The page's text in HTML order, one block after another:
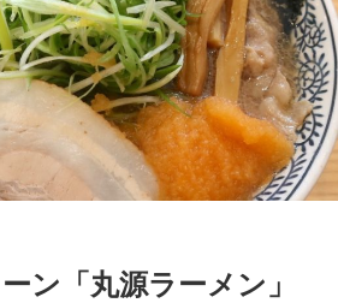
ン「丸源ラーメン」